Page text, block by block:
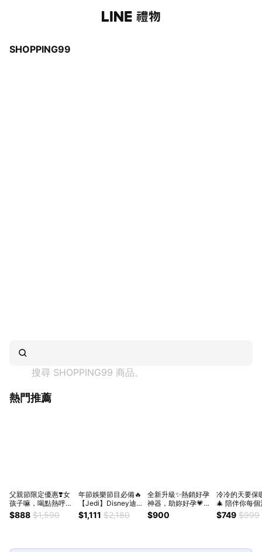
SHOPPING99
搜尋 SHOPPING99 商品。
熱門推薦
父親節限定優惠❣️女
孩子嘛，喝點熱呼呼
的對身體比較好💝
【Jedi】Disney迪
HC2002★讓生活可
$888 $1,590
年節娛樂節目必備🔥
【Jedi】Disney迪
士尼 造型麥克風 三
眼怪 熊抱哥 ★讓生
$1,111 $2,180
全新升級✨熱銷好孕
神器，助妳好孕💗
【大姨媽 】鍾欣怡
代言！月月喜悅飲
理 💗宮暖養卵💗好
$900
冷冷的天要保
🎄 陪伴你每個
時刻☕【
能恆溫暖杯墊
日禮物 交換禮
$749 $999